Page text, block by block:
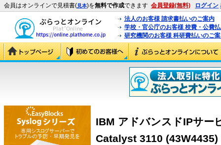
会員はオンラインで見積書(見本)を無料で作成できます 会員登録(無料) ログイン
法人のお客様 請求書払いのご案内
学校・官公庁のお客様 校費・公費
研究機関のお客様 科研費払いのご
IBM アドバンスドIPサー
Catalyst 3110 (43W4435)